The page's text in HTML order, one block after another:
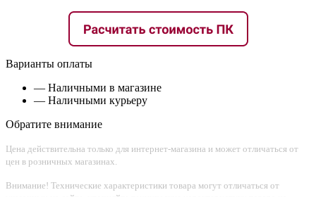
Варианты оплаты
— Наличными в магазине
— Наличными курьеру
Обратите внимание
Цена действительна только для интернет-магазина и может отличаться от
цен в розничных магазинах.
Внимание! Технические характеристики товара могут отличаться от